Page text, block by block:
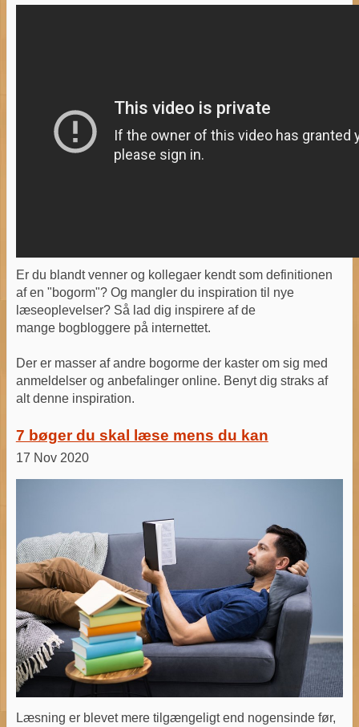
Er du blandt venner og kollegaer kendt som definitionen
af en "bogorm"? Og mangler du inspiration til nye
læseoplevelser? Så lad dig inspirere af de
mange bogbloggere på internettet.
Der er masser af andre bogorme der kaster om sig med
anmeldelser og anbefalinger online. Benyt dig straks af
alt denne inspiration.
7 bøger du skal læse mens du kan
17 Nov 2020
Læsning er blevet mere tilgængeligt end nogensinde før,